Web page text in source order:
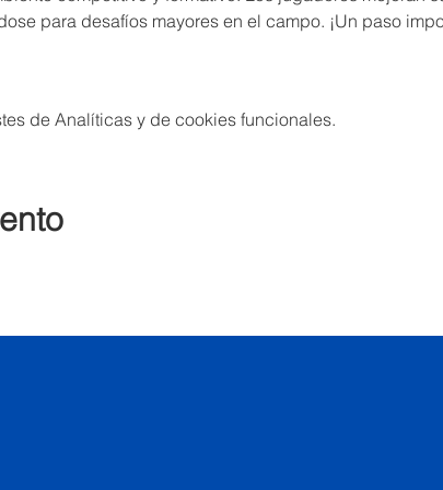
para desafíos mayores en el campo. ¡Un paso
de Analíticas y de cookies funcionales.